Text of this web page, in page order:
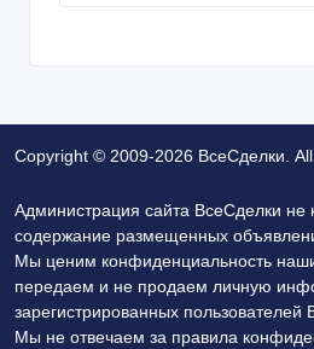
Copyright © 2009-2026 ВсеСделки. All
Администрация сайта ВсеСделки не
содержание размещенных
Мы ценим конфиденциальность
передаем и не продаем личную
зарегистрированных пользователей
Мы не отвечаем за правила